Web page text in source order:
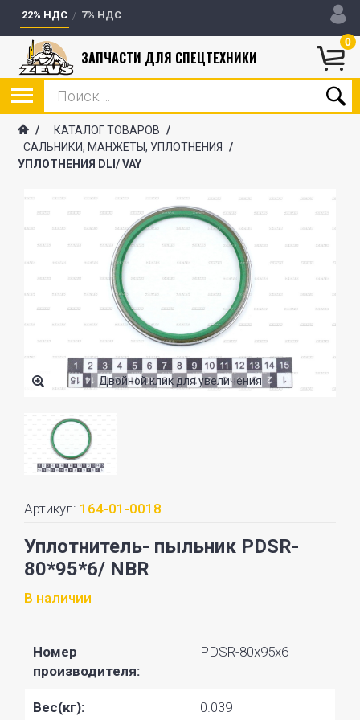
22% НДС 7% НДС
0
ЗАПЧАСТИ ДЛЯ СПЕЦТЕХНИКИ
/ КАТАЛОГ ТОВАРОВ /
САЛЬНИКИ, МАНЖЕТЫ, УПЛОТНЕНИЯ
/
УПЛОТНЕНИЯ DLI/ VAY
Двойной клик для увеличения
Артикул: 164-01-0018
Уплотнитель- пыльник PDSR-
80*95*6/ NBR
В наличии
Номер
производителя:
PDSR-80x95x6
Вес(кг): 0.039